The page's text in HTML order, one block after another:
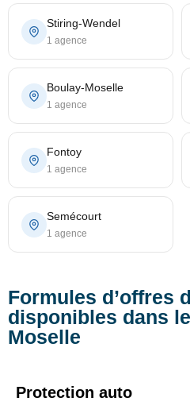
Stiring-Wendel
1 agence
Boulay-Moselle
1 agence
Fontoy
1 agence
Semécourt
1 agence
Formules d’offres
disponibles dans
Moselle
Protection auto